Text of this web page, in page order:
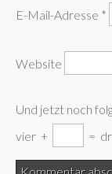
E-Mail-Adresse *
Website
Und jetzt noch
vier + =